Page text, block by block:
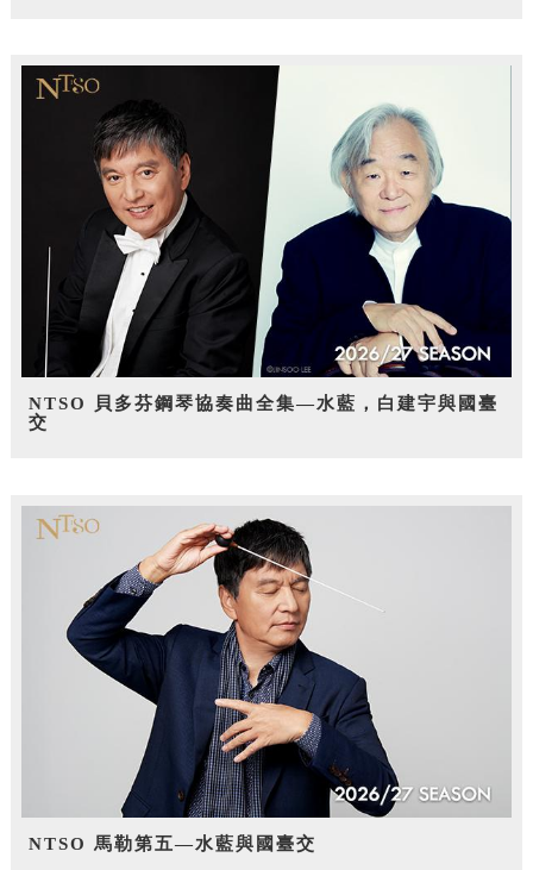
NTSO 貝多芬鋼琴協奏曲全集—水藍，白建宇與國臺
交
NTSO 馬勒第五—水藍與國臺交